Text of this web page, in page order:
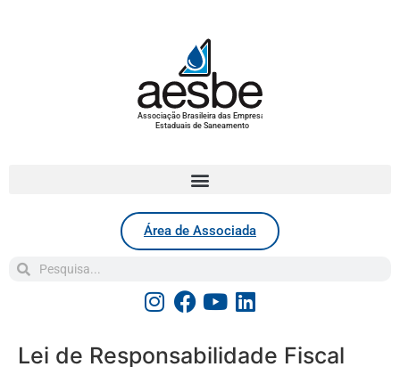
Associação Brasileira das Empresas
Estaduais de Saneamento
Área de Associada
Lei de Responsabilidade Fiscal